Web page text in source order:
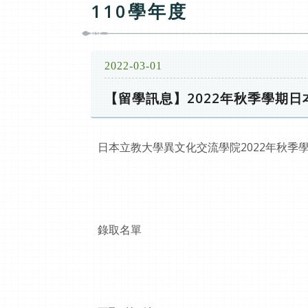
110學年度
2022-03-01
【留學訊息】2022年秋季學期
日本立教大學異文化交流學院2022年秋季
錄取名單